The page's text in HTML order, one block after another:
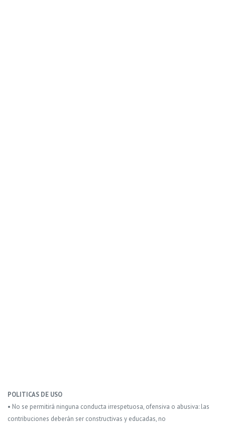
POLITICAS DE USO
• No se permitirá ninguna conducta irrespetuosa, ofensiva o abusiva: las
contribuciones deberán ser constructivas y educadas, no